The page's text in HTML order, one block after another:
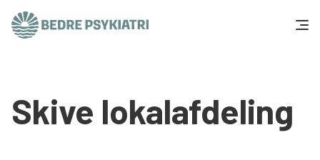
Tal og fakta
Skive lokalafdeling